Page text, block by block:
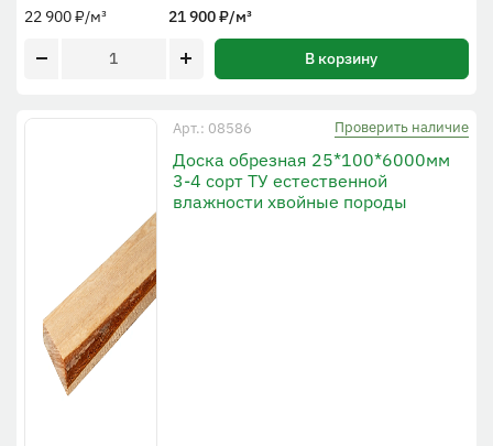
22 900₽/м³ 21 900₽/м³
В корзину
Арт.: 08586 Проверить наличие
Доска обрезная 25*100*6000мм
3-4 сорт ТУ естественной
влажности хвойные породы